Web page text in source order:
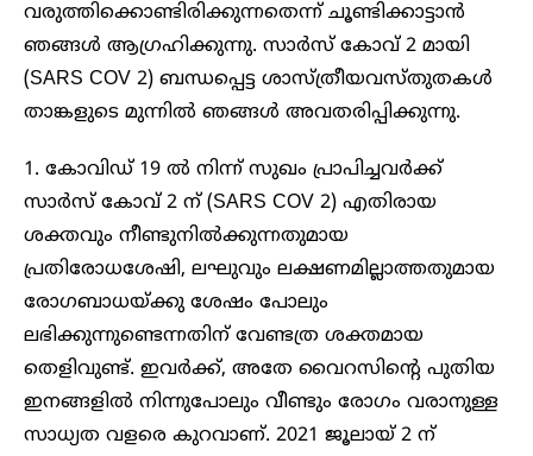
വരുത്തിക്കൊണ്ടിരിക്കുന്നതെന്ന് ചൂണ്ടിക്കാട്ടാന്‍
ഞങ്ങള്‍ ആഗ്രഹിക്കുന്നു. സാര്‍സ് കോവ് 2 മായി
(SARS COV 2) ബന്ധപ്പെട്ട ശാസ്ത്രീയവസ്തുതകള്‍
താങ്കളുടെ മുന്നില്‍ ഞങ്ങള്‍ അവതരിപ്പിക്കുന്നു.
1. കോവിഡ് 19 ല്‍ നിന്ന് സുഖം പ്രാപിച്ചവര്‍ക്ക്
സാര്‍സ് കോവ് 2 ന് (SARS COV 2) എതിരായ
ശക്തവും നീണ്ടുനില്‍ക്കുന്നതുമായ
പ്രതിരോധശേഷി, ലഘുവും ലക്ഷണമില്ലാത്തതുമായ
രോഗബാധയ്ക്കു ശേഷം പോലും
ലഭിക്കുന്നുണ്ടെന്നതിന് വേണ്ടത്ര ശക്തമായ
തെളിവുണ്ട്. ഇവര്‍ക്ക്, അതേ വൈറസിന്റെ പുതിയ
ഇനങ്ങളില്‍ നിന്നുപോലും വീണ്ടും രോഗം വരാനുള്ള
സാധ്യത വളരെ കുറവാണ്. 2021 ജൂലായ് 2 ന്